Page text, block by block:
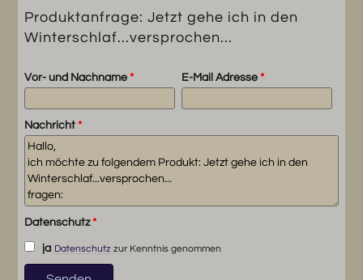
Produktanfrage: Jetzt gehe ich in den
Winterschlaf...versprochen...
Vor- und Nachname* E-Mail Adresse *
Nachricht*
Datenschutz*
ja Datenschutz zur Kenntnis genommen